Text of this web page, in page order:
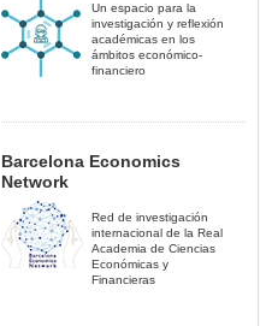
Un espacio para la
investigación y reflexión
académicas en los
ámbitos económico-
financiero
Barcelona Economics
Network
Red de investigación
internacional de la Real
Academia de Ciencias
Económicas y
Financieras